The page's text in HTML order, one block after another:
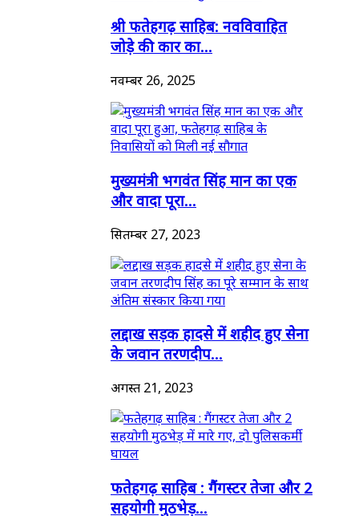
श्री फतेहगढ़ साहिब: नवविवाहित
जोड़े की कार का...
नवम्बर 26, 2025
मुख्यमंत्री भगवंत सिंह मान का एक
और वादा पूरा...
सितम्बर 27, 2023
लद्दाख सड़क हादसे में शहीद हुए सेना
के जवान तरणदीप...
अगस्त 21, 2023
फतेहगढ़ साहिब : गैंगस्टर तेजा और 2
सहयोगी मुठभेड़...